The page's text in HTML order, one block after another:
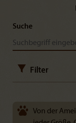
Suche
Filter
Von der